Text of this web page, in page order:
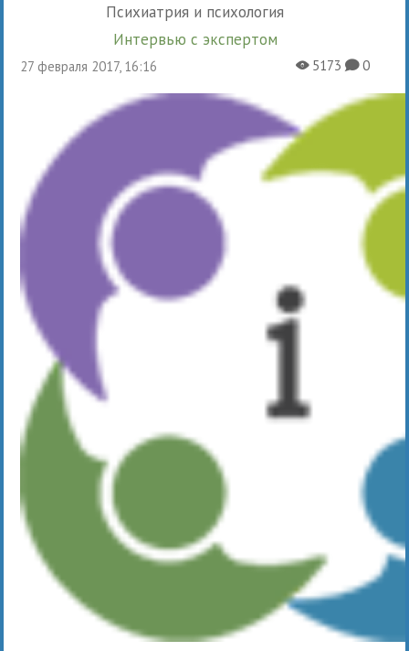
Психиатрия и психология
Интервью с экспертом
27 февраля 2017, 16:16 X5173K0